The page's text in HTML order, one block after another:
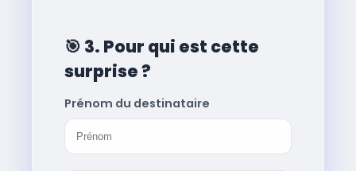
🎯 3. Pour qui est cette
surprise ?
Prénom du destinataire